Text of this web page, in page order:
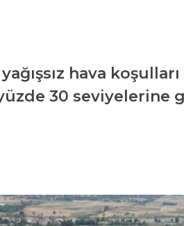
hava
30 seviyelerine